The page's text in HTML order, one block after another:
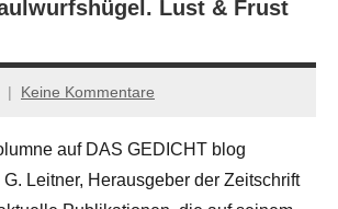
Lust & Frust
Keine Kommentare
auf DAS GEDICHT blog
Leitner, Herausgeber der Zeitschrift